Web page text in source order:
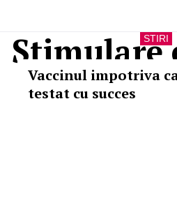
Stimulare
STIRI
Vaccinul impotriva
testat cu succes